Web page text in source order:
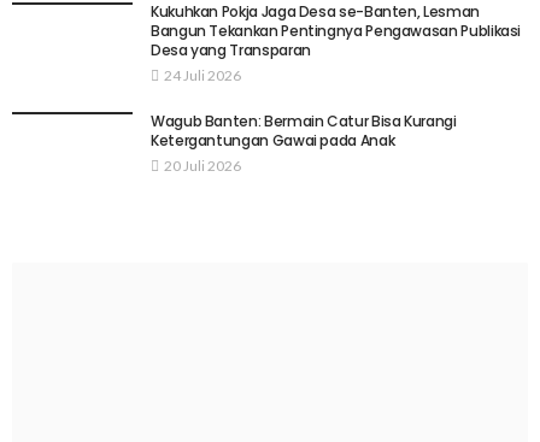
Kukuhkan Pokja Jaga Desa se-Banten, Lesman
Bangun Tekankan Pentingnya Pengawasan Publikasi
Desa yang Transparan
24 Juli 2026
Wagub Banten: Bermain Catur Bisa Kurangi
Ketergantungan Gawai pada Anak
20 Juli 2026